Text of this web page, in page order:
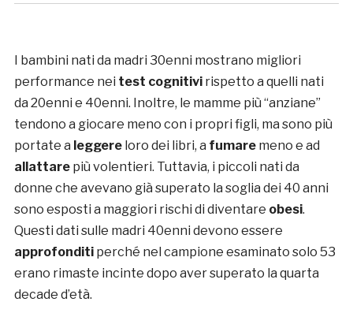
I bambini nati da madri 30enni mostrano migliori
performance nei test cognitivirispetto a quelli nati
da 20enni e 40enni. Inoltre, le mamme più “anziane”
tendono a giocare meno con i propri figli, ma sono più
portate a leggereloro dei libri, a fumaremeno e ad
allattarepiù volentieri. Tuttavia, i piccoli nati da
donne che avevano già superato la soglia dei 40 anni
sono esposti a maggiori rischi di diventare obesi.
Questi dati sulle madri 40enni devono essere
approfonditiperché nel campione esaminato solo 53
erano rimaste incinte dopo aver superato la quarta
decade d’età.